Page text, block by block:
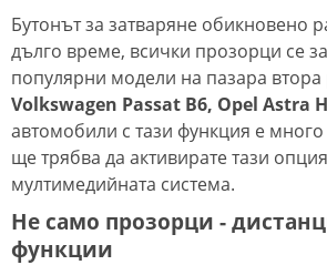
Бутонът за затваряне обикновено
дълго време, всички прозорци се
популярни модели на пазара втора
Volkswagen Passat B6, Opel Astra
автомобили с тази функция е
ще трябва да активирате тази
мултимедийната система.
Не само прозорци -
функции